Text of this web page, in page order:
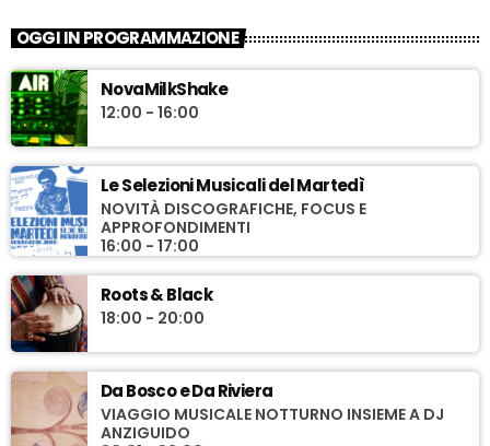
OGGI IN PROGRAMMAZIONE
NovaMilkShake
12:00 - 16:00
Le Selezioni Musicali del Martedì
NOVITÀ DISCOGRAFICHE, FOCUS E
APPROFONDIMENTI
16:00 - 17:00
Roots & Black
18:00 - 20:00
Da Bosco e Da Riviera
VIAGGIO MUSICALE NOTTURNO INSIEME A DJ
ANZIGUIDO